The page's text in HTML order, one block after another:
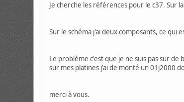
Je cherche les références pour le c37. Sur
Sur le schéma j'ai deux composants, ce qui
Le problème c'est que je ne suis pas sur
sur mes platines j'ai de monté un 01j2000
merci à vous.